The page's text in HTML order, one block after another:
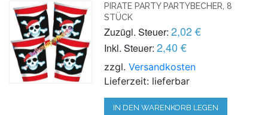
PIRATE PARTY PARTYBECHER, 8
STÜCK
Zuzügl. Steuer: 2,02 €
Inkl. Steuer: 2,40 €
zzgl.Versandkosten
Lieferzeit: lieferbar
IN DEN WARENKORB LEGEN